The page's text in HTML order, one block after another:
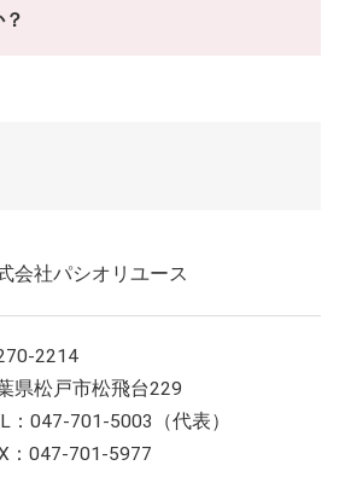
会社パシオリユース
2214
県松戸市松飛台229
：047-701-5003（代表）
：047-701-5977